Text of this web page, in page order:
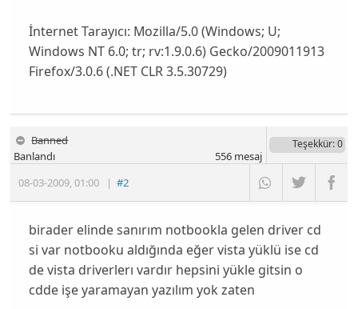
İnternet Tarayıcı: Mozilla/5.0 (Windows; U;
Windows NT 6.0; tr; rv:1.9.0.6) Gecko/2009011913
Firefox/3.0.6 (.NET CLR 3.5.30729)
Banned
08-03-2009,01:00 |#2
Banlandı
Teşekkür: 0
556mesaj
birader elinde sanırım notbookla gelen driver cd
si var notbooku aldığında eğer vista yüklü ise cd
de vista driverlerı vardır hepsini yükle gitsin o
cdde işe yaramayan yazılım yok zaten